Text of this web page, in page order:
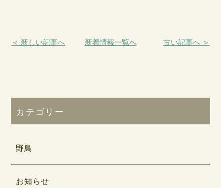
＜ 新しい記事へ 新着情報一覧へ 古い記事へ ＞
カテゴリー
野鳥
お知らせ